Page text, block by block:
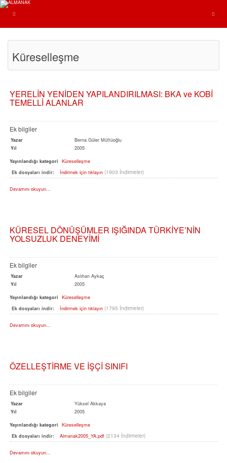
Küreselleşme
YERELİN YENİDEN YAPILANDIRILMASI: BKA ve KOBİ
TEMELLİ ALANLAR
Ek bilgiler
Yazar
Berna Güler Müftüoğlu
Yıl
2005
Yayınlandığı kategori
Küreselleşme
Ek dosyaları indir:
İndirmek için tıklayın (1903 İndirmeler)
Devamını okuyun...
KÜRESEL DÖNÜŞÜMLER IŞIĞINDA TÜRKİYE’NİN
YOLSUZLUK DENEYİMİ
Ek bilgiler
Yazar
Aslıhan Aykaç
Yıl
2005
Yayınlandığı kategori
Küreselleşme
Ek dosyaları indir:
İndirmek için tıklayın (1795 İndirmeler)
Devamını okuyun...
ÖZELLEŞTİRME VE İŞÇİ SINIFI
Ek bilgiler
Yazar
Yüksel Akkaya
Yıl
2005
Yayınlandığı kategori
Küreselleşme
Ek dosyaları indir:
Almanak2005_YA.pdf (2134 İndirmeler)
Devamını okuyun...